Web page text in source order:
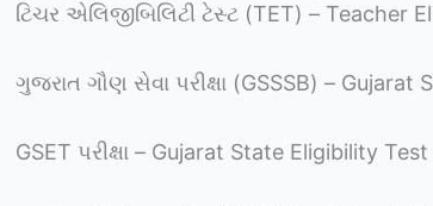
ટિચર એલિજીબિલિટી ટેસ્ટ (TET) – Teacher
ગુજરાત ગૌણ સેવા પરીક્ષા (GSSSB) –
GSET પરીક્ષા – Gujarat State Eligibility Test